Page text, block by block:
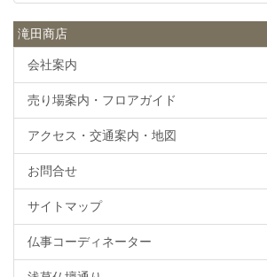
滝田商店
会社案内
売り場案内・フロアガイド
アクセス・交通案内・地図
お問合せ
サイトマップ
仏事コーディネーター